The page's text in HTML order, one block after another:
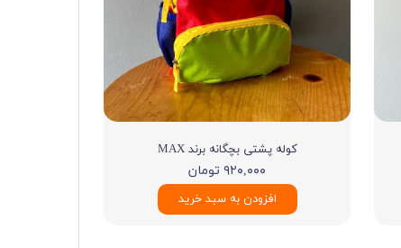
کوله پشتی بچگانه برند MAX
۹۲۰,۰۰۰ تومان
افزودن به سبد خرید